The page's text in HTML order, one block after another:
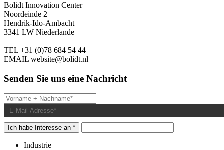
Bolidt Innovation Center
Noordeinde 2
Hendrik-Ido-Ambacht
3341 LW Niederlande
TEL +31 (0)78 684 54 44
EMAIL website@bolidt.nl
Senden Sie uns eine Nachricht
Ich habe Interesse an *
Industrie